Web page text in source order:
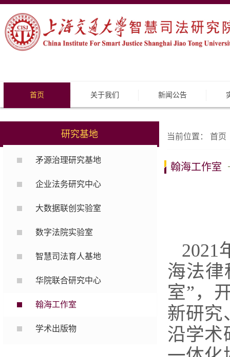
首页 关于我们 新闻公告
研究基地
矛源治理研究基地
企业法务研究中心
大数据联创实验室
数字法院实验室
智慧司法育人基地
华院联合研究中心
翰海工作室
学术出版物
当前位置： 首页
翰海工作室
2021
海法律
室”，
新研究
沿学术